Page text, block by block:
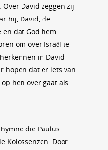
Over David zeggen zij
hij, David, de
en dat God hem
om over Israël te
in David
hopen dat er iets van
hen over gaat als
die Paulus
Kolossenzen. Door